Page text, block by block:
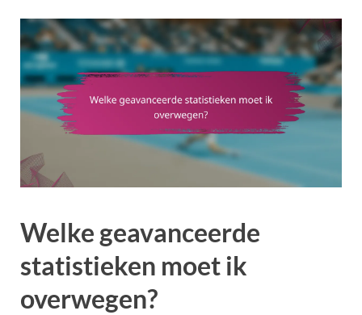
Welke geavanceerde
statistieken moet ik
overwegen?